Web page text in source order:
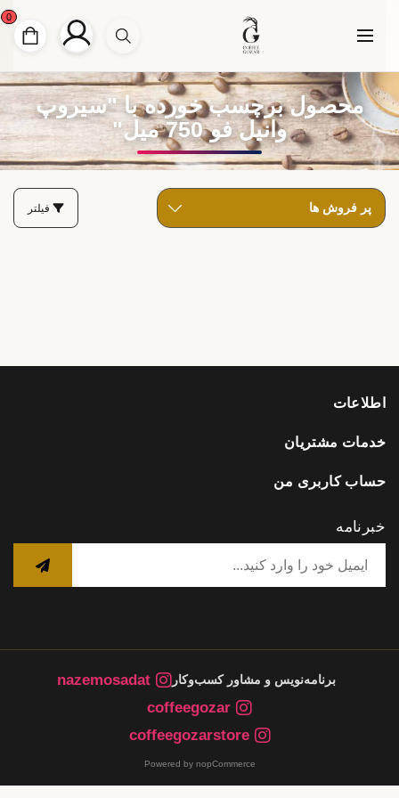
0
محصول برچسب خورده با "سیروپ
وانیل فو 750 میل"
فیلتر
اطلاعات
خدمات مشتریان
حساب کاربری من
خبرنامه
برنامه‌نویس و مشاور کسب‌وکار
nazemosadat
coffeegozar
coffeegozarstore
Powered by nopCommerce